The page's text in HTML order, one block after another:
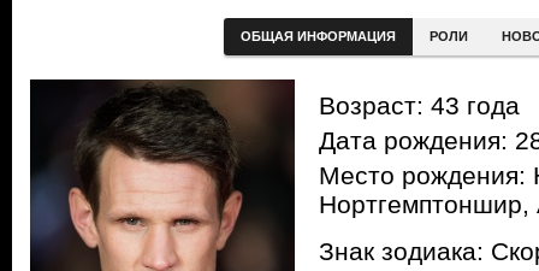
ОБЩАЯ ИНФОРМАЦИЯ РОЛИ
Возраст: 43 года
Дата рождения:
Место рождения:
Нортгемптоншир,
Знак зодиака: